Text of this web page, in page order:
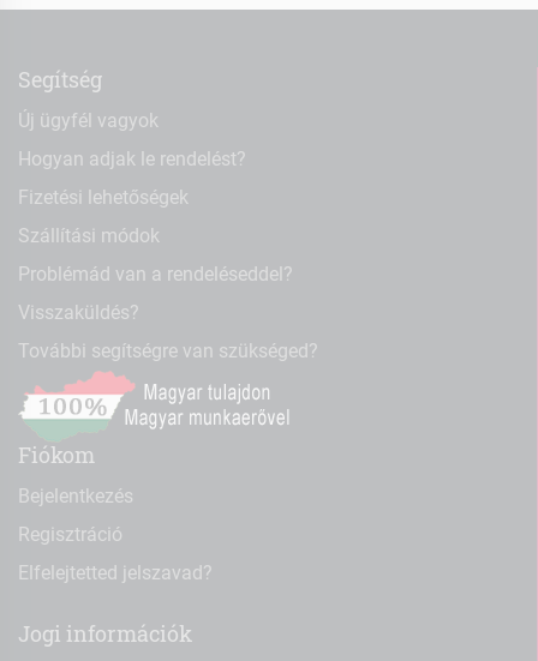
Segítség
Új ügyfél vagyok
Hogyan adjak le rendelést?
Fizetési lehetőségek
Szállítási módok
Problémád van a rendeléseddel?
Visszaküldés?
További segítségre van szükséged?
Fiókom
Bejelentkezés
Regisztráció
Elfelejtetted jelszavad?
Jogi információk